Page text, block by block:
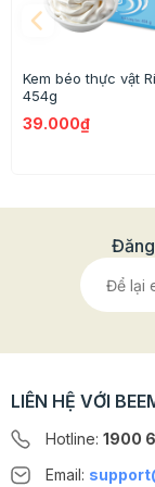
Sản phẩm được đóng
Thông tin
Kem béo thực vật
454g
39.000₫
LIÊN HỆ VỚI
Hotline: 1900
Email: